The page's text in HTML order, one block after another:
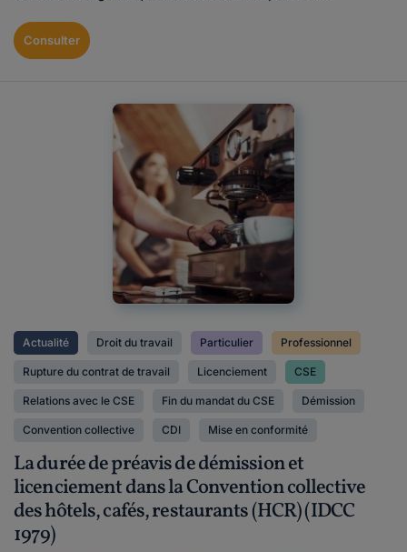
Consulter
Actualité Droit du travail Particulier Professionnel
Rupture du contrat de travail Licenciement CSE
Relations avec le CSE Fin du mandat du CSE Démission
Convention collective CDI Mise en conformité
La durée de préavis de démission et
licenciement dans la Convention collective
des hôtels, cafés, restaurants (HCR) (IDCC
1979)